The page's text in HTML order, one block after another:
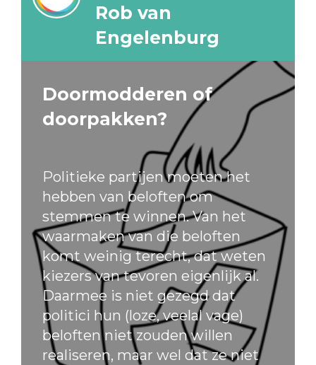
Rob van
Engelenburg
Doormodderen of
doorpakken?
Politieke partijen moeten het
hebben van beloften om
stemmen te winnen. Van het
waarmaken van die beloften
komt weinig terecht, dat weten
kiezers van tevoren eigenlijk al.
Daarmee is niet gezegd dat
politici hun (loze, veelal vage)
beloften niet zouden willen
realiseren, maar wel dat ze niet